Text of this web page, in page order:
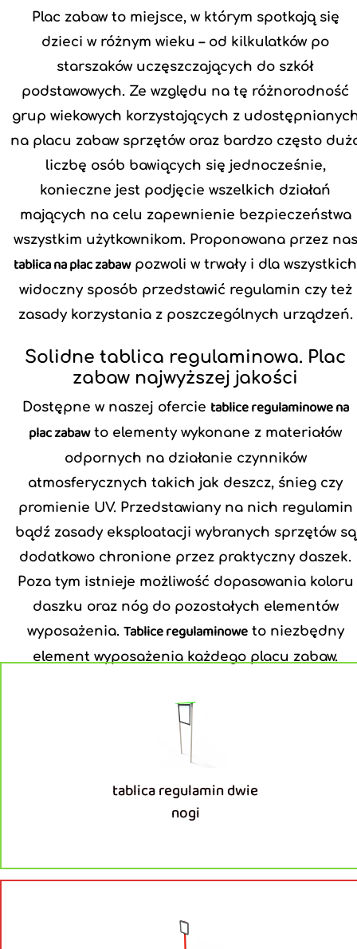
Plac zabaw to miejsce, w którym spotkają się
dzieci w różnym wieku – od kilkulatków po
starszaków uczęszczających do szkół
podstawowych. Ze względu na tę różnorodność
grup wiekowych korzystających z
na placu zabaw sprzętów oraz bardzo często
liczbę osób bawiących się jednocześnie,
konieczne jest podjęcie wszelkich działań
mających na celu zapewnienie bezpieczeństwa
wszystkim użytkownikom. Proponowana przez nas
tablica na plac zabawpozwoli w trwały i dla wszystkich
widoczny sposób przedstawić regulamin czy też
zasady korzystania z poszczególnych urządzeń.
Solidne tablica regulaminowa. Plac
zabaw najwyższej jakości
Dostępne w naszej ofercie tablice regulaminowe na
plac zabawto elementy wykonane z materiałów
odpornych na działanie czynników
atmosferycznych takich jak deszcz, śnieg czy
promienie UV. Przedstawiany na nich regulamin
bądź zasady eksploatacji wybranych sprzętów są
dodatkowo chronione przez praktyczny daszek.
Poza tym istnieje możliwość dopasowania koloru
daszku oraz nóg do pozostałych elementów
wyposażenia. Tablice regulaminoweto niezbędny
element wyposażenia każdego placu zabaw.
tablica regulamin dwie
nogi